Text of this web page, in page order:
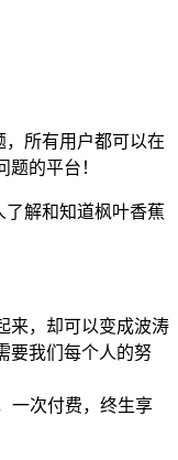
，所有用户都可以在
的平台！
了解和知道枫叶香蕉
来，却可以变成波涛
要我们每个人的努
一次付费，终生享